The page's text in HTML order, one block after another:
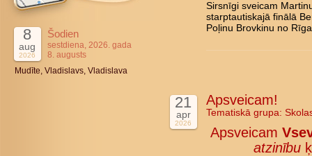
8
aug
2026
Šodien
sestdiena, 2026. gada
8. augusts
Mudīte, Vladislavs, Vladislava
Sirsnīgi sveicam
starptautiskajā finālā
Poļinu Brovkinu no
21
apr
2026
Apsveicam!
Tematiskā grupa:
Apsveicam
atzinību